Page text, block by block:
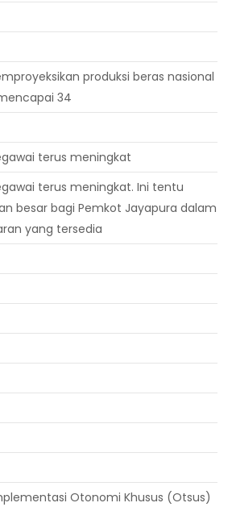
produksi beras nasional
34
terus meningkat
terus meningkat. Ini tentu
besar bagi Pemkot Jayapura dalam
yang tersedia
Otonomi Khusus (Otsus)